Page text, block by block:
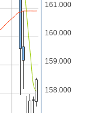
158.000
159.000
160.000
161.000